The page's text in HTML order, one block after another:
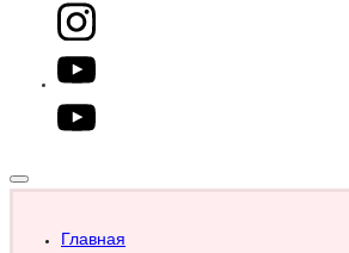
youtube.com
Главная